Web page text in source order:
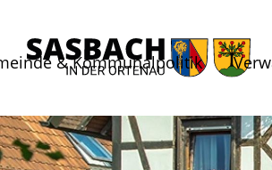
& Kommunalpolitik